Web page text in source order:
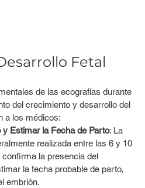
Fetal
de las ecografías durante
del crecimiento y desarrollo del
a los médicos:
Estimar la Fecha de Parto: La
realizada entre las 6 y 10
la presencia del
la fecha probable de parto,
embrión.